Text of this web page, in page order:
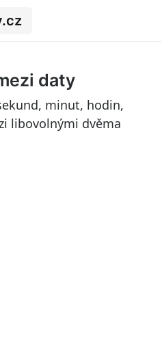
daty
minut, hodin,
libovolnými dvěma